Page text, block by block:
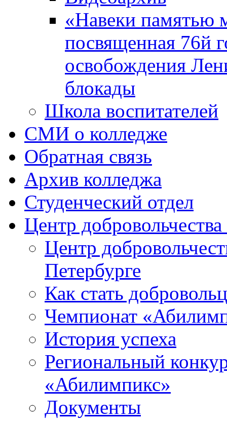
«Навеки памятью
посвященная 76й
освобождения
блокады
Школа воспитателей
СМИ о колледже
Обратная связь
Архив колледжа
Студенческий отдел
Центр
Центр
Петербурге
Как стать
Чемпионат
История успеха
Региональный
«Абилимпикс»
Документы